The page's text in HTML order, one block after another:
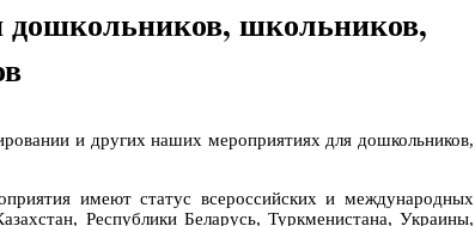
школьников,
и других наших мероприятиях для дошкольников,
имеют статус всероссийских и международных
Республики Беларусь, Туркменистана, Украины,